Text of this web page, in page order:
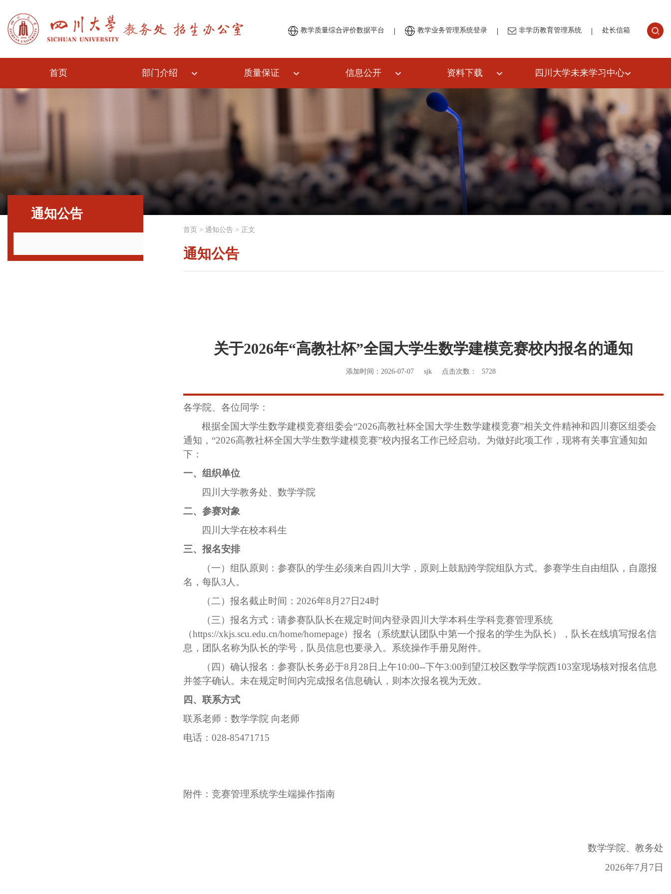
教学质量综合评价数据平台 | 教学业务管理系统登录 | 非学历教育管理系统 | 处长信箱
首页 部门介绍 质量保证 信息公开 资料下载 四川大学未来学习中心
通知公告
首页 > 通知公告 > 正文
通知公告
关于2026年“高教社杯”全国大学生数学建模竞赛校内报名的通知
添加时间：2026-07-07 sjk 点击次数： 5728
各学院、各位同学：
根据全国大学生数学建模竞赛组委会“2026高教社杯全国大学生数学建模竞赛”相关文件精神和四川赛区组委会
通知， “2026高教社杯全国大学生数学建模竞赛”校内报名工作已经启动。为做好此项工作，现将有关事宜通知如
下：
一、组织单位
四川大学教务处、数学学院
二、参赛对象
四川大学在校本科生
三、报名安排
（一）组队原则：参赛队的学生必须来自四川大学，原则上鼓励跨学院组队方式。参赛学生自由组队，自愿报
名，每队3人。
（二）报名截止时间： 2026年8月27日24时
（三）报名方式：请参赛队队长在规定时间内登录四川大学本科生学科竞赛管理系统
（https://xkjs.scu.edu.cn/home/homepage）报名 （ 系统默认 团队中第一个报名的学生为队长）
，队长在线填写报名信
息，团队名称为队长的学号， 队员信息也要录入。 系统操作手册见附件。
（四）确认报名：参赛队长务必于8月28日上午10:00--下午3:00到望江校区数学学院西103室现场核对报名信息
并签字确认。未在规定时间内完成报名信息确认，则本次报名视为无效。
四、联系方式
联系老师：数学学院 向老师
电话： 028-85471715
附件：竞赛管理系统学生端操作指南
数学学院、教务处
2026年7月 7 日